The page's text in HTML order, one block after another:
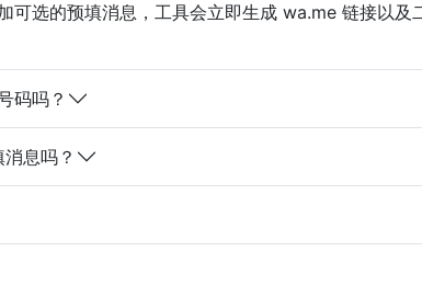
可选的预填消息，工具会立即生成 wa.me 链接以及
码吗？
息吗？